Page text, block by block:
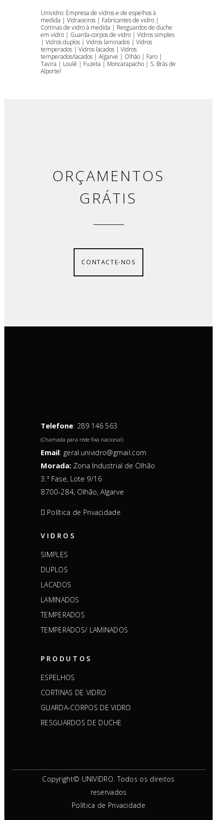
Unividro: Empresa de vidros e de espelhos à
medida | Vidraceiros | Fabricantes de vidro |
Cortinas de vidro à medida | Resguardos de duche
em vidro | Guarda-corpos de vidro | Vidros simples
| Vidros duplos | Vidros laminados | Vidros
temperados | Vidros lacados | Vidros
temperados/lacados | Algarve | Olhão | Faro |
Tavira | Loulé | Fuzeta | Moncarapacho | S. Brás de
Alportel
ORÇAMENTOS
GRÁTIS
CONTACTE-NOS
Telefone: 289 146 563
(Chamada para rede fixa nacional)
Email: geral.unividro@gmail.com
Morada: Zona Industrial de Olhão
3.ª Fase, Lote 9/16
8700-284, Olhão, Algarve
Política de Privacidade
VIDROS
SIMPLES
DUPLOS
LACADOS
LAMINADOS
TEMPERADOS
TEMPERADOS/ LAMINADOS
PRODUTOS
ESPELHOS
CORTINAS DE VIDRO
GUARDA-CORPOS DE VIDRO
RESGUARDOS DE DUCHE
Copyright© UNIVIDRO. Todos os direitos
reservados
Política de Privacidade